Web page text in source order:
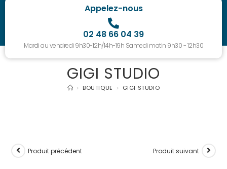
Appelez-nous
02 48 66 04 39
Mardi au vendredi 9h30-12h/14h-19h Samedi matin 9h30 - 12h30
GIGI STUDIO
> BOUTIQUE > GIGI STUDIO
Produit précédent Produit suivant